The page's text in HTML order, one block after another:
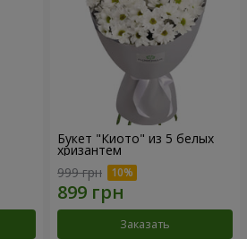
Букет "Киото" из 5 белых
хризантем
999 грн
Заказать